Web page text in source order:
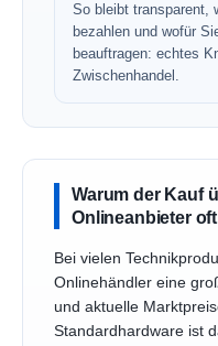
So bleibt transparent,
bezahlen und wofür
beauftragen: echtes
Zwischenhandel.
Warum der Kauf
Onlineanbieter
Bei vielen
Onlinehändler eine
und aktuelle
Standardhardware ist